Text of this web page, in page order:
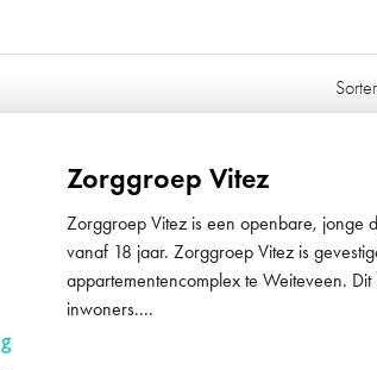
Zorggroep Vitez
Zorggroep Vitez is een openbare, jonge
vanaf 18 jaar. Zorggroep Vitez is
appartementencomplex te Weiteveen.
inwoners....